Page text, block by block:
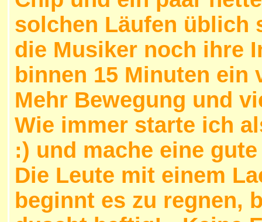
solchen Läufen üblich
die Musiker noch ihre
binnen 15 Minuten
Mehr Bewegung und
Wie immer starte ich
:) und mache eine
Die Leute mit einem
beginnt es zu regnen,